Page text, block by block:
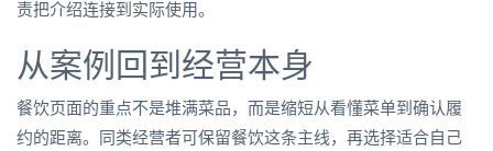
责把介绍连接到实际使用。
从案例回到经营本身
餐饮页面的重点不是堆满菜品，而是缩短从看懂菜单到确认履
约的距离。同类经营者可保留餐饮这条主线，再选择适合自己